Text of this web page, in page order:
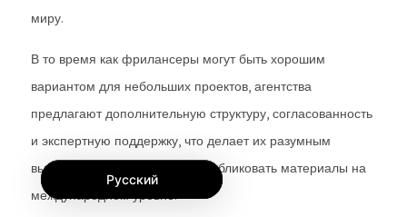
миру.
В то время как фрилансеры могут быть хорошим
вариантом для небольших проектов, агентства
предлагают дополнительную структуру, согласованность
и экспертную поддержку, что делает их разумным
выбором для всех, кто хочет публиковать материалы на
международном уровне.
Русский